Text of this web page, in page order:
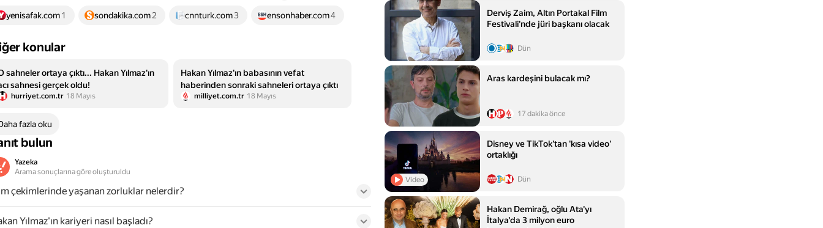
yenisafak.com1 sondakika.com2 cnnturk.com3 ensonhaber.com4
konular
sahneler ortaya çıktı... Hakan Yılmaz'ın
sahnesi gerçek oldu!
hurriyet.com.tr 18 Mayıs
Hakan Yılmaz'ın babasının vefat
haberinden sonraki sahneleri ortaya çıktı
milliyet.com.tr 18 Mayıs
fazla oku
bulun
Yazeka
Arama sonuçlarına göre oluşturuldu
çekimlerinde yaşanan zorluklar nelerdir?
Yılmaz'ın kariyeri nasıl başladı?
Derviş Zaim, Altın Portakal Film
Festivali'nde jüri başkanı olacak
Dün
Aras kardeşini bulacak mı?
17 dakika önce
Video
Disney ve TikTok'tan 'kısa video'
ortaklığı
Dün
Hakan Demirağ, oğlu Ata'yı
İtalya'da 3 milyon euro